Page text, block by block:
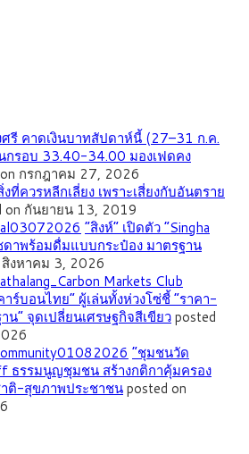
ศรี คาดเงินบาทสัปดาห์นี้ (27–31 ก.ค.
กรอบ 33.40-34.00 มองเฟดคง
กรกฎาคม 27, 2026
ที่ควรหลีกเลี่ยง เพราะเสี่ยงกับอันตราย
on กันยายน 13, 2019
“สิงห์” เปิดตัว “Singha
ดาพร้อมดื่มแบบกระป๋อง มาตรฐาน
สิงหาคม 3, 2026
ร์บอนไทย” ผู้เล่นทั้งห่วงโซ่ชี้ “ราคา-
” จุดเปลี่ยนเศรษฐกิจสีเขียวposted
”ชุมชนวัด
ธรรมนูญชุมชน สร้างกติกาคุ้มครอง
ติ-สุขภาพประชาชนposted on